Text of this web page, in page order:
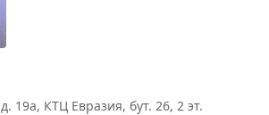
19а, КТЦ Евразия, бут. 26, 2 эт.